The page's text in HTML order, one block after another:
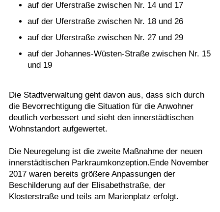
auf der Uferstraße zwischen Nr. 14 und 17
auf der Uferstraße zwischen Nr. 18 und 26
auf der Uferstraße zwischen Nr. 27 und 29
auf der Johannes-Wüsten-Straße zwischen Nr. 15
und 19
Die Stadtverwaltung geht davon aus, dass sich durch
die Bevorrechtigung die Situation für die Anwohner
deutlich verbessert und sieht den innerstädtischen
Wohnstandort aufgewertet.
Die Neuregelung ist die zweite Maßnahme der neuen
innerstädtischen Parkraumkonzeption.Ende November
2017 waren bereits größere Anpassungen der
Beschilderung auf der Elisabethstraße, der
Klosterstraße und teils am Marienplatz erfolgt.